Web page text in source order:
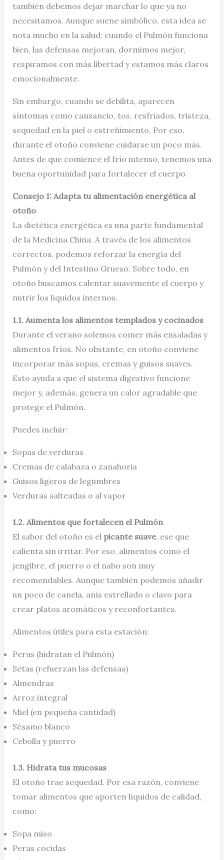
también debemos dejar marchar lo que ya no
necesitamos. Aunque suene simbólico, esta idea se
nota mucho en la salud: cuando el Pulmón funciona
bien, las defensas mejoran, dormimos mejor,
respiramos con más libertad y estamos más claros
emocionalmente.
Sin embargo, cuando se debilita, aparecen
síntomas como cansancio, tos, resfriados, tristeza,
sequedad en la piel o estreñimiento. Por eso,
durante el otoño conviene cuidarse un poco más.
Antes de que comience el frío intenso, tenemos una
buena oportunidad para fortalecer el cuerpo.
Consejo 1: Adapta tu alimentación energética al
otoño
La dietética energética es una parte fundamental
de la Medicina China. A través de los alimentos
correctos, podemos reforzar la energía del
Pulmón y del Intestino Grueso. Sobre todo, en
otoño buscamos calentar suavemente el cuerpo y
nutrir los líquidos internos.
1.1. Aumenta los alimentos templados y cocinados
Durante el verano solemos comer más ensaladas y
alimentos fríos. No obstante, en otoño conviene
incorporar más sopas, cremas y guisos suaves.
Esto ayuda a que el sistema digestivo funcione
mejor y, además, genera un calor agradable que
protege el Pulmón.
Puedes incluir:
Sopas de verduras
Cremas de calabaza o zanahoria
Guisos ligeros de legumbres
Verduras salteadas o al vapor
1.2. Alimentos que fortalecen el Pulmón
El sabor del otoño es el picante suave, ese que
calienta sin irritar. Por eso, alimentos como el
jengibre, el puerro o el nabo son muy
recomendables. Aunque también podemos añadir
un poco de canela, anís estrellado o clavo para
crear platos aromáticos y reconfortantes.
Alimentos útiles para esta estación:
Peras (hidratan el Pulmón)
Setas (refuerzan las defensas)
Almendras
Arroz integral
Miel (en pequeña cantidad)
Sésamo blanco
Cebolla y puerro
1.3. Hidrata tus mucosas
El otoño trae sequedad. Por esa razón, conviene
tomar alimentos que aporten líquidos de calidad,
como:
Sopa miso
Peras cocidas